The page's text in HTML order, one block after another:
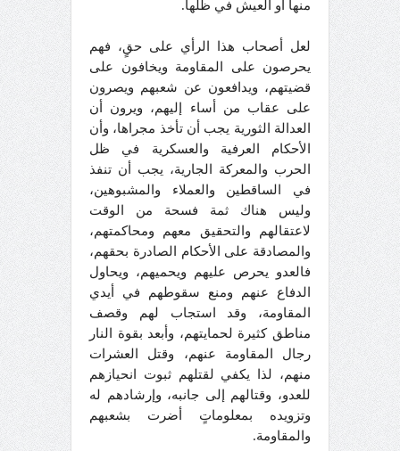
منها أو العيش في ظلها.
لعل أصحاب هذا الرأي على حقٍ، فهم
يحرصون على المقاومة ويخافون على
قضيتهم، ويدافعون عن شعبهم ويصرون
على عقاب من أساء إليهم، ويرون أن
العدالة الثورية يجب أن تأخذ مجراها، وأن
الأحكام العرفية والعسكرية في ظل
الحرب والمعركة الجارية، يجب أن تنفذ
في الساقطين والعملاء والمشبوهين،
وليس هناك ثمة فسحة من الوقت
لاعتقالهم والتحقيق معهم ومحاكمتهم،
والمصادقة على الأحكام الصادرة بحقهم،
فالعدو يحرص عليهم ويحميهم، ويحاول
الدفاع عنهم ومنع سقوطهم في أيدي
المقاومة، وقد استجاب لهم وقصف
مناطق كثيرة لحمايتهم، وأبعد بقوة النار
رجال المقاومة عنهم، وقتل العشرات
منهم، لذا يكفي لقتلهم ثبوت انحيازهم
للعدو، وقتالهم إلى جانبه، وإرشادهم له
وتزويده بمعلوماتٍ أضرت بشعبهم
والمقاومة.